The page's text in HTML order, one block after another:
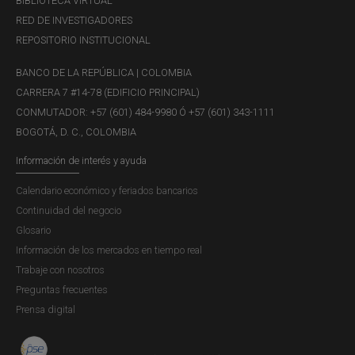
3. Posición de inversión internacional
(PII)
Al final de marzo de 2026, Colombia registró una posición
RED DE INVESTIGADORES
REPOSITORIO INSTITUCIONAL
BANCO DE LA REPÚBLICA | COLOMBIA
CARRERA 7 #14-78 (EDIFICIO PRINCIPAL)
CONMUTADOR: +57 (601) 484-9980 Ó +57 (601) 343-1111
BOGOTÁ, D. C., COLOMBIA
Información de interés y ayuda
Calendario económico y feriados bancarios
Continuidad del negocio
Glosario
Información de los mercados en tiempo real
Trabaje con nosotros
Preguntas frecuentes
Prensa digital